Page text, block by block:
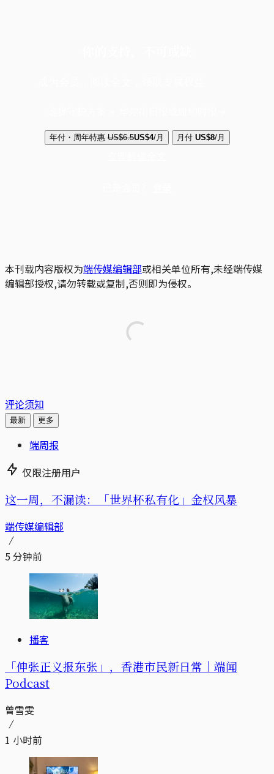
年付・周年特惠 US$6.5US$4/月 月付 US$8/月
本刊载内容版权为端传媒编辑部或相关单位所有,未经端传媒
编辑部授权,请勿转载或复制,否则即为侵权。
评论须知
最新 更多
端周报
仅限注册用户
这一周，不漏读：「世界杯私有化」金权风暴
端传媒编辑部
5 分钟前
播客
「伸张正义报东张」，香港市民新日常｜端闻
Podcast
曾雪雯
1 小时前